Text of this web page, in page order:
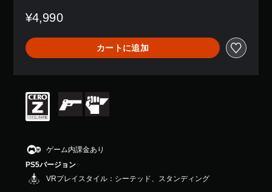
は
8
K
、
評
価
は
階
の
4
¥4,990
カートに追加
ゲーム内課金あり
PS5バージョン
VRプレイスタイル：シーテッド、スタンディング